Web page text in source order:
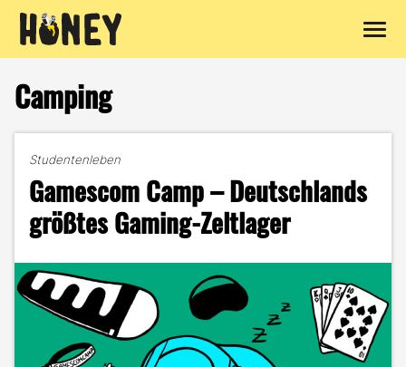
Inhalt
springen
Camping
Studentenleben
Gamescom Camp – Deutschlands
größtes Gaming-Zeltlager